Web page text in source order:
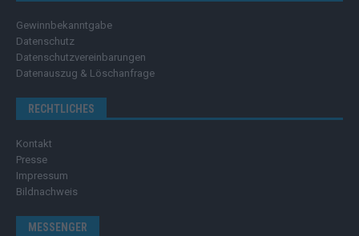
Gewinnbekanntgabe
Datenschutz
Datenschutzvereinbarungen
Datenauszug & Löschanfrage
RECHTLICHES
Kontakt
Presse
Impressum
Bildnachweis
MESSENGER